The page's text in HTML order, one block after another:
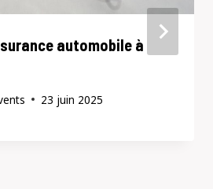
automobile à
23 juin 2025